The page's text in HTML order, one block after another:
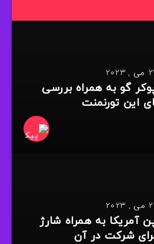
گو به همراه بررسی
این تورنمنت
آمریکا به همراه شارژ
شرکت در آن